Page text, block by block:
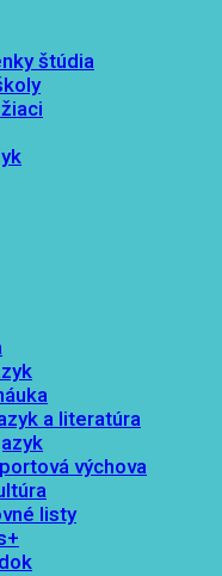
štúdia
a literatúra
výchova
listy